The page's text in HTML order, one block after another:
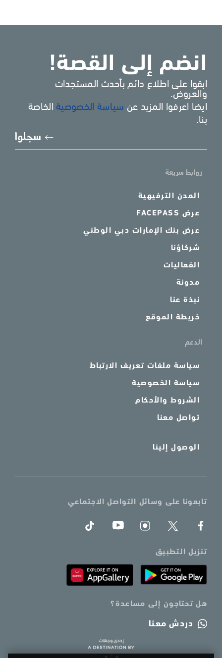
انضم إلى القصة!
ابقوا على اطلاع دائم بأحدث المستجدات
والعروض.
ايضا اعرفوا المزيد عن سياسة الخصوصية الخاصة
بنا.
سجلوا
روابط سريعة
المدن الترفيهية
عرض FACEPASS
عرض بنك الإمارات دبي الوطني
شركاؤنا
الفعاليات
مدونة
نبذة عنا
خريطة الموقع
الدعم
سياسة ملفات تعريف الارتباط
سياسة الخصوصية
الشروط والأحكام
تواصل معنا
الوصول إلينا
تابعونا على وسائل التواصل الاجتماعي
تنزيل التطبيق
هل تحتاجون إلى مساعدة؟
دردش معنا